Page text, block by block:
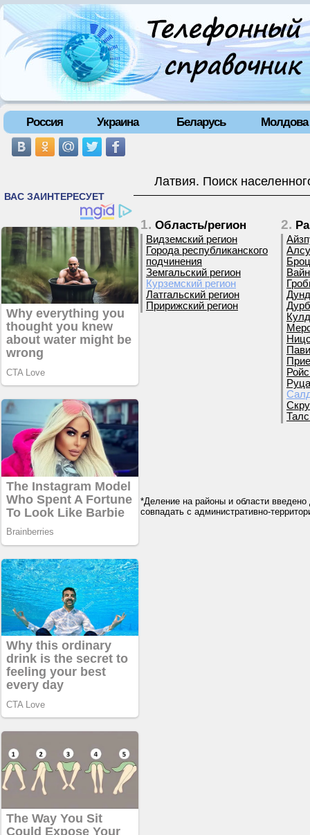
Россия Украина Беларусь Молдова
Латвия. Поиск
1. Область/регион
Видземский регион
Города республиканского
подчинения
Земгальский регион
Курземский регион
Латгальский регион
Пририжский регион
2.
*Деление на районы и области введено
совпадать с административно-